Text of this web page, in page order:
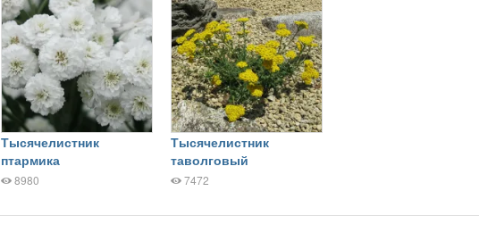
Тысячелистник
птармика
8980
Тысячелистник
таволговый
7472